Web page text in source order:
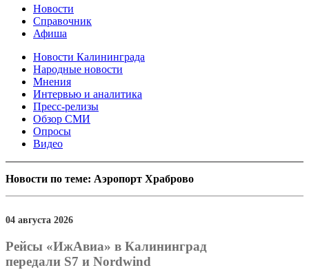
Новости
Справочник
Афиша
Новости Калининграда
Народные новости
Мнения
Интервью и аналитика
Пресс-релизы
Обзор СМИ
Опросы
Видео
Новости по теме: Аэропорт Храброво
04 августа 2026
Рейсы «ИжАвиа» в Калининград
передали S7 и Nordwind